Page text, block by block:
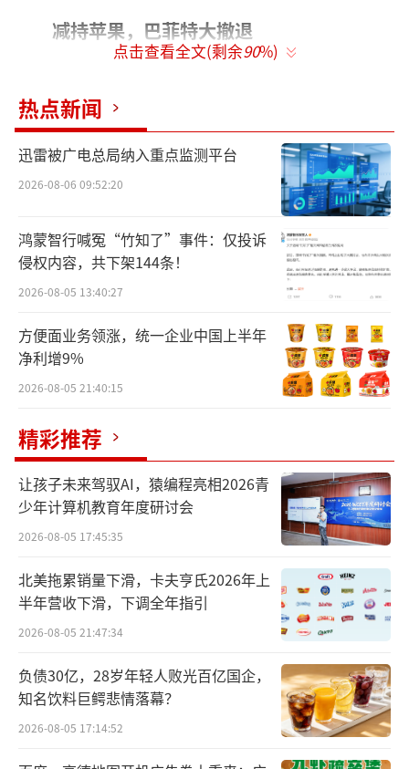
减持苹果，巴菲特大撤退
减持美股”的谜团终于被解开——伯克希尔公司
按照惯例拖到法定报告期的最后一天盘后，发
布截至2季度的美股持仓报告（13F表）。
在之前的财报中，伯克希尔披露“腰斩苹
果持仓”引发全球市场关注。在那份财报中，
伯克希尔披露公司大约减持750多亿美元的股
票，同时现金水平提升至惊人的2769亿美元。
其中年化收益率大概
在5%左右的短期美债持仓升至2346亿美
元，比美联储还要多。
自那以后，市场一直在等待这份13F表，看
看巴菲特到底做出了哪些操作。公布的文件显
示，截至二季度末，伯克希尔的美股持仓价值
为2799.69亿美元，较一季度末（3320亿美
作为市场最关注的焦点，今年二季度伯克
希尔总共减持10只证券，其中砍仓最狠的自然
是苹果公司，直接从7.89亿股直接降至4亿股。
另外，美国云计算公司Snowflake，以及媒体
集团派拉蒙环球也是报告期内唯二遭到伯克希
点击查看全文(剩余90%)
热点新闻
迅雷被广电总局纳入重点监测平台
2026-08-06 09:52:20
鸿蒙智行喊冤“竹知了”事件：仅投诉
侵权内容，共下架144条！
2026-08-05 13:40:27
方便面业务领涨，统一企业中国上半年
净利增9%
2026-08-05 21:40:15
精彩推荐
让孩子未来驾驭AI，猿编程亮相2026青
少年计算机教育年度研讨会
2026-08-05 17:45:35
北美拖累销量下滑，卡夫亨氏2026年上
半年营收下滑，下调全年指引
2026-08-05 21:47:34
负债30亿，28岁年轻人败光百亿国企，
知名饮料巨鳄悲情落幕？
2026-08-05 17:14:52